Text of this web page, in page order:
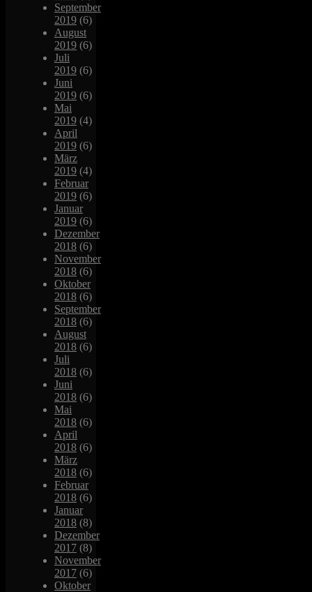
September
2019 (6)
August
2019 (6)
Juli
2019 (6)
Juni
2019 (6)
Mai
2019 (4)
April
2019 (6)
März
2019 (4)
Februar
2019 (6)
Januar
2019 (6)
Dezember
2018 (6)
November
2018 (6)
Oktober
2018 (6)
September
2018 (6)
August
2018 (6)
Juli
2018 (6)
Juni
2018 (6)
Mai
2018 (6)
April
2018 (6)
März
2018 (6)
Februar
2018 (6)
Januar
2018 (8)
Dezember
2017 (8)
November
2017 (6)
Oktober